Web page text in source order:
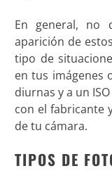
En general, no
aparición de
tipo de
en tus imágenes
diurnas y a un
con el fabricante
de tu cámara.
TIPOS DE